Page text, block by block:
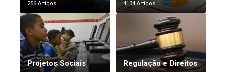
256 Artigos 4134 Artigos
Projetos Sociais Regulação e Direitos